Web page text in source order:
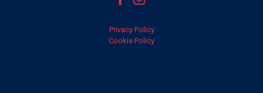
Privacy Policy
Cookie Policy